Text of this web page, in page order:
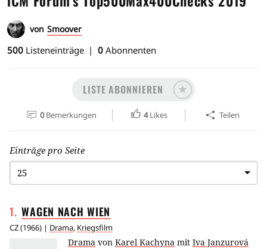
von Smoover
500 Listeneinträge 0 Abonnenten
LISTE ABONNIEREN
0 Bemerkungen 4 Likes Teilen
Einträge pro Seite
1. WAGEN NACHWIEN
CZ(1966) | Drama, Kriegsfilm
Drama von Karel Kachyna mit Iva Janzurová